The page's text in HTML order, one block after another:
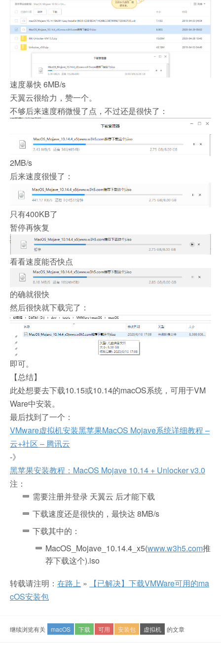
速度暴快 6MB/s
天翼云很给力，赞一个。
不够后来速度稍微慢了点，不过还是很快了：
2MB/s
后来速度很慢了：
只有400KB了
暂停再恢复
看看速度能否快点
的确就很快
然后很快就下载完了：
即可。
【总结】
此处想要去下载10.15或10.14的macOS系统，可用于VM
Ware中安装。
最后找到了一个：
VMware虚拟机安装黑苹果MacOS Mojave系统详细教程 –
云+社区 – 腾讯云
-》
黑苹果安装教程：MacOS Mojave 10.14 + Unlocker v3.0
注：
需要注册并登录 天翼云 后才能下载
下载速度还是很快的，最快达 8MB/s
下载其中的：
MacOS_Mojave_10.14.4_x5(www.w3h5.com推
荐下载这个).iso
转载请注明： 在路上 »
【已解决】下载VMWare可用的ma
cOS安装包
继续浏览有关 macOS 下载 可用 安装包 虚拟机 的文章